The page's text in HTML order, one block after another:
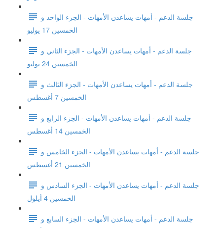
جلسة الدعم - أمهات يساعدن الأمهات - الجزء الواحد و
الخمسين 17 يوليو
جلسة الدعم - أمهات يساعدن الأمهات - الجزء الثاني و
الخمسين 24 يوليو
جلسة الدعم - أمهات يساعدن الأمهات - الجزء الثالث و
الخمسين 7 أغسطس
جلسة الدعم - أمهات يساعدن الأمهات - الجزء الرابع و
الخمسين 14 أغسطس
جلسة الدعم - أمهات يساعدن الأمهات - الجزء الخامس و
الخمسين 21 أغسطس
جلسة الدعم - أمهات يساعدن الأمهات - الجزء السادس و
الخمسين 4 أيلول
جلسة الدعم - أمهات يساعدن الأمهات - الجزء السابع و